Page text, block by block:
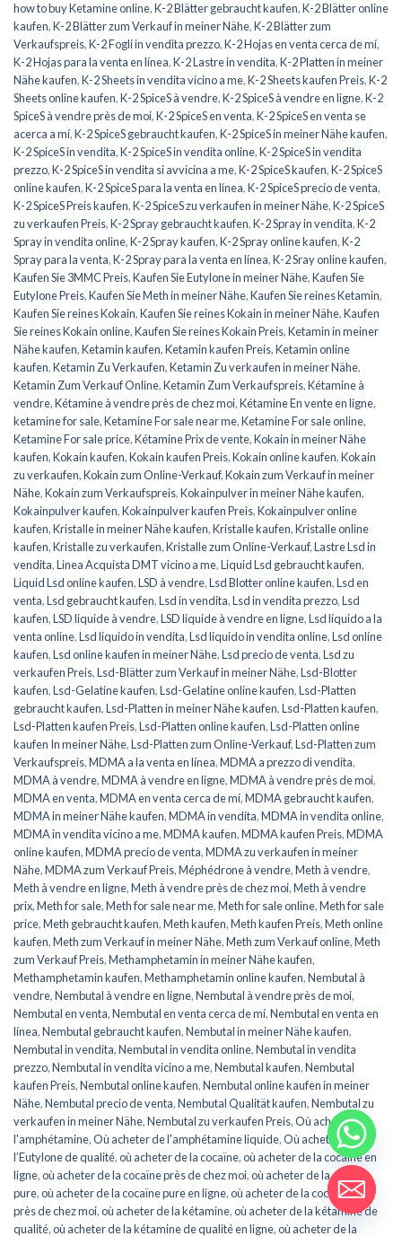
how to buy Ketamine online,K-2 Blätter gebraucht kaufen,K-2 Blätter online
kaufen,K-2 Blätter zum Verkauf in meiner Nähe,K-2 Blätter zum
Verkaufspreis,K-2 Fogli in vendita prezzo,K-2 Hojas en venta cerca de mí,
K-2 Hojas para la venta en línea,K-2 Lastre in vendita,K-2 Platten in meiner
Nähe kaufen,K-2 Sheets in vendita vicino a me,K-2 Sheets kaufen Preis,K-2
Sheets online kaufen,K-2 SpiceS à vendre,K-2 SpiceS à vendre en ligne,K-2
SpiceS à vendre près de moi,K-2 SpiceS en venta,K-2 SpiceS en venta se
acerca a mí,K-2 SpiceS gebraucht kaufen,K-2 SpiceS in meiner Nähe kaufen,
K-2 SpiceS in vendita,K-2 SpiceS in vendita online,K-2 SpiceS in vendita
prezzo,K-2 SpiceS in vendita si avvicina a me,K-2 SpiceS kaufen,K-2 SpiceS
online kaufen,K-2 SpiceS para la venta en línea,K-2 SpiceS precio de venta,
K-2 SpiceS Preis kaufen,K-2 SpiceS zu verkaufen in meiner Nähe,K-2 SpiceS
zu verkaufen Preis,K-2 Spray gebraucht kaufen,K-2 Spray in vendita,K-2
Spray in vendita online,K-2 Spray kaufen,K-2 Spray online kaufen,K-2
Spray para la venta,K-2 Spray para la venta en línea,K-2 Sray online kaufen,
Kaufen Sie 3MMC Preis,Kaufen Sie Eutylone in meiner Nähe,Kaufen Sie
Eutylone Preis,Kaufen Sie Meth in meiner Nähe,Kaufen Sie reines Ketamin,
Kaufen Sie reines Kokain,Kaufen Sie reines Kokain in meiner Nähe,Kaufen
Sie reines Kokain online,Kaufen Sie reines Kokain Preis,Ketamin in meiner
Nähe kaufen,Ketamin kaufen,Ketamin kaufen Preis,Ketamin online
kaufen,Ketamin Zu Verkaufen,Ketamin Zu verkaufen in meiner Nähe,
Ketamin Zum Verkauf Online,Ketamin Zum Verkaufspreis,Kétamine à
vendre,Kétamine à vendre près de chez moi,Kétamine En vente en ligne,
ketamine for sale,Ketamine For sale near me,Ketamine For sale online,
Ketamine For sale price,Kétamine Prix de vente,Kokain in meiner Nähe
kaufen,Kokain kaufen,Kokain kaufen Preis,Kokain online kaufen,Kokain
zu verkaufen,Kokain zum Online-Verkauf,Kokain zum Verkauf in meiner
Nähe,Kokain zum Verkaufspreis,Kokainpulver in meiner Nähe kaufen,
Kokainpulver kaufen,Kokainpulver kaufen Preis,Kokainpulver online
kaufen,Kristalle in meiner Nähe kaufen,Kristalle kaufen,Kristalle online
kaufen,Kristalle zu verkaufen,Kristalle zum Online-Verkauf,Lastre Lsd in
vendita,Linea Acquista DMT vicino a me,Liquid Lsd gebraucht kaufen,
Liquid Lsd online kaufen,LSD à vendre,Lsd Blotter online kaufen,Lsd en
venta,Lsd gebraucht kaufen,Lsd in vendita,Lsd in vendita prezzo,Lsd
kaufen,LSD liquide à vendre,LSD liquide à vendre en ligne,Lsd líquido a la
venta online,Lsd liquido in vendita,Lsd liquido in vendita online,Lsd online
kaufen,Lsd online kaufen in meiner Nähe,Lsd precio de venta,Lsd zu
verkaufen Preis,Lsd-Blätter zum Verkauf in meiner Nähe,Lsd-Blotter
kaufen,Lsd-Gelatine kaufen,Lsd-Gelatine online kaufen,Lsd-Platten
gebraucht kaufen,Lsd-Platten in meiner Nähe kaufen,Lsd-Platten kaufen,
Lsd-Platten kaufen Preis,Lsd-Platten online kaufen,Lsd-Platten online
kaufen In meiner Nähe,Lsd-Platten zum Online-Verkauf,Lsd-Platten zum
Verkaufspreis,MDMA a la venta en línea,MDMA a prezzo di vendita,
MDMA à vendre,MDMA à vendre en ligne,MDMA à vendre près de moi,
MDMA en venta,MDMA en venta cerca de mí,MDMA gebraucht kaufen,
MDMA in meiner Nähe kaufen,MDMA in vendita,MDMA in vendita online,
MDMA in vendita vicino a me,MDMA kaufen,MDMA kaufen Preis,MDMA
online kaufen,MDMA precio de venta,MDMA zu verkaufen in meiner
Nähe,MDMA zum Verkauf Preis,Méphédrone à vendre,Meth à vendre,
Meth à vendre en ligne,Meth à vendre près de chez moi,Meth à vendre
prix,Meth for sale,Meth for sale near me,Meth for sale online,Meth for sale
price,Meth gebraucht kaufen,Meth kaufen,Meth kaufen Preis,Meth online
kaufen,Meth zum Verkauf in meiner Nähe,Meth zum Verkauf online,Meth
zum Verkauf Preis,Methamphetamin in meiner Nähe kaufen,
Methamphetamin kaufen,Methamphetamin online kaufen,Nembutal à
vendre,Nembutal à vendre en ligne,Nembutal à vendre près de moi,
Nembutal en venta,Nembutal en venta cerca de mí,Nembutal en venta en
línea,Nembutal gebraucht kaufen,Nembutal in meiner Nähe kaufen,
Nembutal in vendita,Nembutal in vendita online,Nembutal in vendita
prezzo,Nembutal in vendita vicino a me,Nembutal kaufen,Nembutal
kaufen Preis,Nembutal online kaufen,Nembutal online kaufen in meiner
Nähe,Nembutal precio de venta,Nembutal Qualität kaufen,Nembutal zu
verkaufen in meiner Nähe,Nembutal zu verkaufen Preis,Où acheter de
l'amphétamine,Où acheter de l'amphétamine liquide,Où acheter de
l’Eutylone de qualité,où acheter de la cocaïne,où acheter de la cocaïne en
ligne,où acheter de la cocaïne près de chez moi,où acheter de la cocaïne
pure,où acheter de la cocaïne pure en ligne,où acheter de la cocaïne pure
près de chez moi,où acheter de la kétamine,où acheter de la kétamine de
qualité,où acheter de la kétamine de qualité en ligne,où acheter de la